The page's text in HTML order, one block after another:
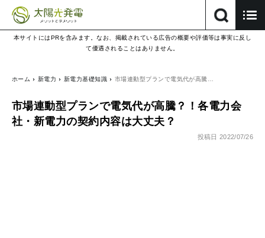
本サイトにはPRを含みます。なお、掲載されている広告の概要や評価等は事実に反し
て優遇されることはありません。
ホーム 新電力 新電力基礎知識 市場連動型プランで電気代が高騰…
市場連動型プランで電気代が高騰？！各電力会
社・新電力の契約内容は大丈夫？
投稿日 2022/07/26